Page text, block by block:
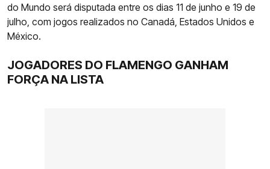
do Mundo será disputada entre os dias 11 de junho e 19 de
julho, com jogos realizados no Canadá, Estados Unidos e
México.
JOGADORES DO FLAMENGO GANHAM
FORÇA NA LISTA